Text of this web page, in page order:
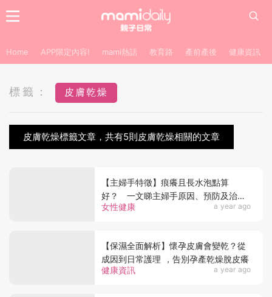
Home APP限定內容! mami熱話 教育路 產前產後 健康資訊
標籤： 皮膚乾燥
皮膚乾燥標籤文章，共有5則皮膚乾燥相關的文章
女性健康 a year ago
【主婦手特徵】痕癢且長水泡點算
好？ 一文睇主婦手原因、預防及治療
方法
健康資訊 a year ago
【保濕全面解析】懷孕皮膚會變乾？從
成因到日常護理 ，告別孕產乾燥脫皮癢